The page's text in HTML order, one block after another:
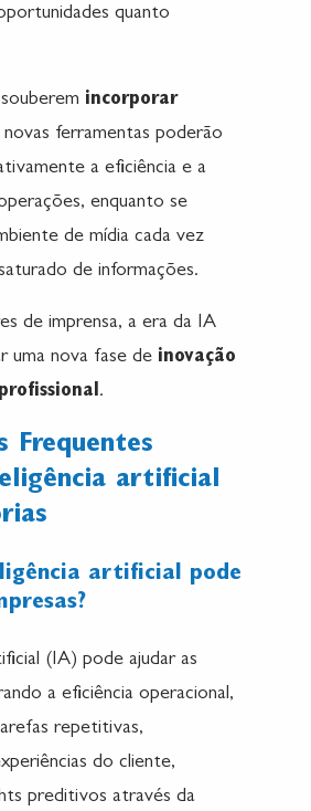
quanto
incorporar
novas ferramentas poderão
a eficiência e a
enquanto se
de mídia cada vez
de informações.
de imprensa, a era da IA
uma nova fase de inovação
.
Frequentes
artificial
artificial pode
(IA) pode ajudar as
a eficiência operacional,
repetitivas,
do cliente,
preditivos através da